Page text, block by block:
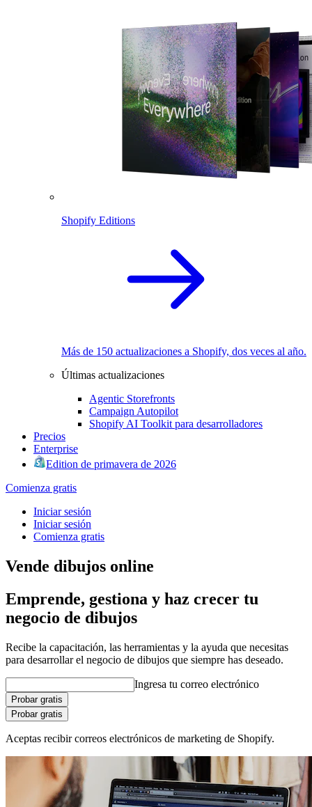
Shopify Editions
Más de 150 actualizaciones a Shopify, dos veces al año.
Últimas actualizaciones
Agentic Storefronts
Campaign Autopilot
Shopify AI Toolkit para desarrolladores
Precios
Enterprise
Edition de primavera de 2026
Comienza gratis
Iniciar sesión
Iniciar sesión
Comienza gratis
Vende dibujos online
Emprende, gestiona y haz crecer tu
negocio de dibujos
Recibe la capacitación, las herramientas y la ayuda que necesitas
para desarrollar el negocio de dibujos que siempre has deseado.
Ingresa tu correo electrónico
Probar gratis
Probar gratis
Aceptas recibir correos electrónicos de marketing de Shopify.